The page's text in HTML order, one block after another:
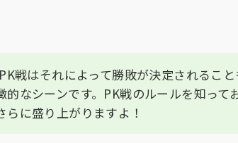
戦はそれによって勝敗が決定されるこ
的なシーンです。PK戦のルールを知って
らに盛り上がりますよ！